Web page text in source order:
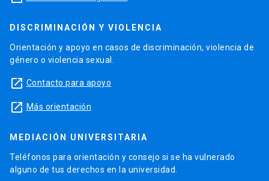
DISCRIMINACIÓN Y VIOLENCIA
Orientación y apoyo en casos de discriminación, violencia de
género o violencia sexual.
launch Contacto para apoyo
launch Más orientación
MEDIACIÓN UNIVERSITARIA
Teléfonos para orientación y consejo si se ha vulnerado
alguno de tus derechos en la universidad.